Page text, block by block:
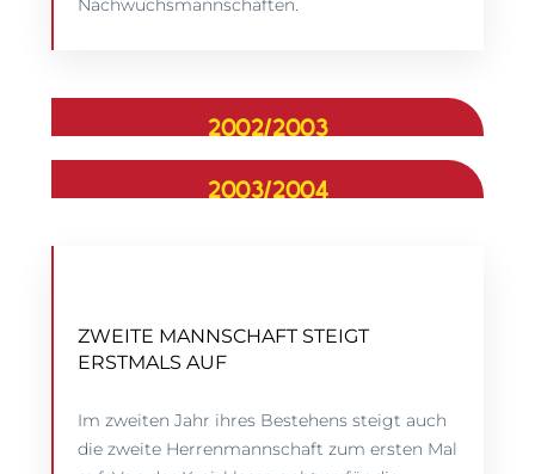
Nachwuchsmannschaften.
2002/2003
2003/2004
ZWEITE MANNSCHAFT STEIGT
ERSTMALS AUF
Im zweiten Jahr ihres Bestehens steigt auch
die zweite Herrenmannschaft zum ersten Mal